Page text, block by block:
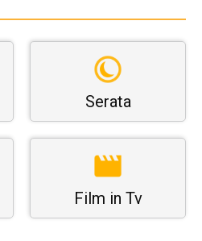
Serata
Film in Tv